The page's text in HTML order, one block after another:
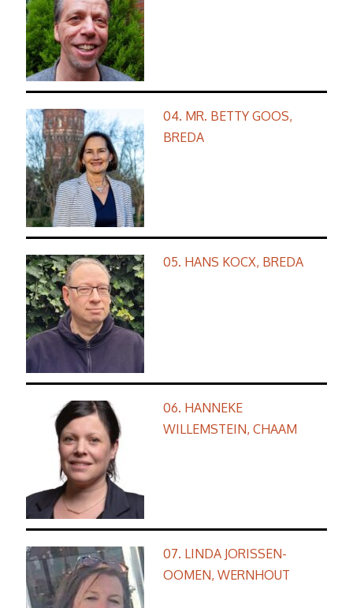
04. MR. BETTY GOOS,
BREDA
05. HANS KOCX, BREDA
06. HANNEKE
WILLEMSTEIN, CHAAM
07. LINDA JORISSEN-
OOMEN, WERNHOUT